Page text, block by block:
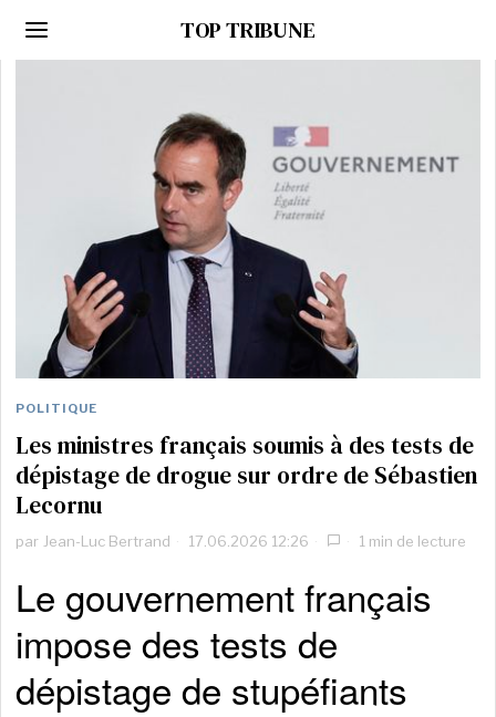
TOP TRIBUNE
POLITIQUE
Les ministres français soumis à des tests de
dépistage de drogue sur ordre de Sébastien
Lecornu
par Jean-Luc Bertrand 17.06.2026 12:26 1 min de lecture
Le gouvernement français
impose des tests de
dépistage de stupéfiants